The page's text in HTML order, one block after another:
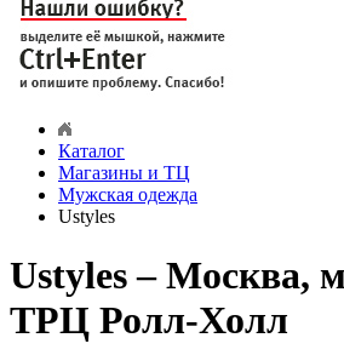
Каталог
Магазины и ТЦ
Мужская одежда
Ustyles
Ustyles – Москва,
ТРЦ Ролл-Холл